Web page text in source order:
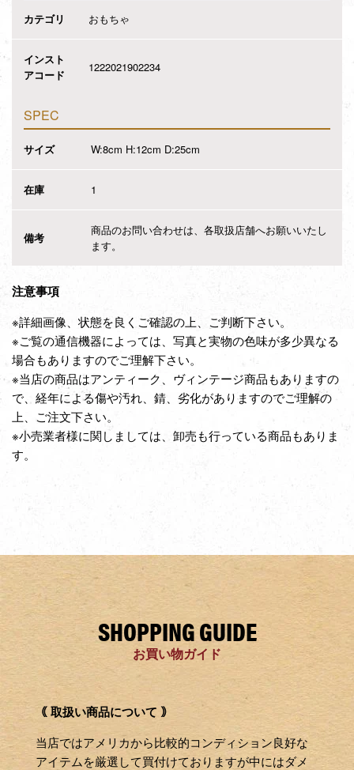
カテゴリ おもちゃ
インスト
アコード
1222021902234
SPEC
サイズ W:8cm H:12cm D:25cm
在庫 1
備考
商品のお問い合わせは、各取扱店舗へお願いいたし
ます。
注意事項
※詳細画像、状態を良くご確認の上、ご判断下さい。
※ご覧の通信機器によっては、写真と実物の色味が多少異なる
場合もありますのでご理解下さい。
※当店の商品はアンティーク、ヴィンテージ商品もありますの
で、経年による傷や汚れ、錆、劣化がありますのでご理解の
上、ご注文下さい。
※小売業者様に関しましては、卸売も行っている商品もありま
す。
SHOPPING GUIDE
お買い物ガイド
｟ 取扱い商品について ｠
当店ではアメリカから比較的コンディション良好な
アイテムを厳選して買付けておりますが中にはダメ